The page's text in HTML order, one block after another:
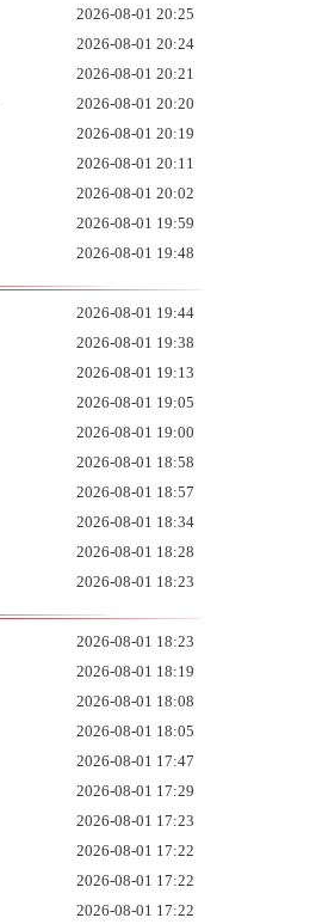
2026-08-01 20:25
2026-08-01 20:24
2026-08-01 20:21
2026-08-01 20:20
2026-08-01 20:19
2026-08-01 20:11
2026-08-01 20:02
2026-08-01 19:59
2026-08-01 19:48
2026-08-01 19:44
2026-08-01 19:38
2026-08-01 19:13
2026-08-01 19:05
2026-08-01 19:00
2026-08-01 18:58
2026-08-01 18:57
2026-08-01 18:34
2026-08-01 18:28
2026-08-01 18:23
2026-08-01 18:23
2026-08-01 18:19
2026-08-01 18:08
2026-08-01 18:05
2026-08-01 17:47
2026-08-01 17:29
2026-08-01 17:23
2026-08-01 17:22
2026-08-01 17:22
2026-08-01 17:22